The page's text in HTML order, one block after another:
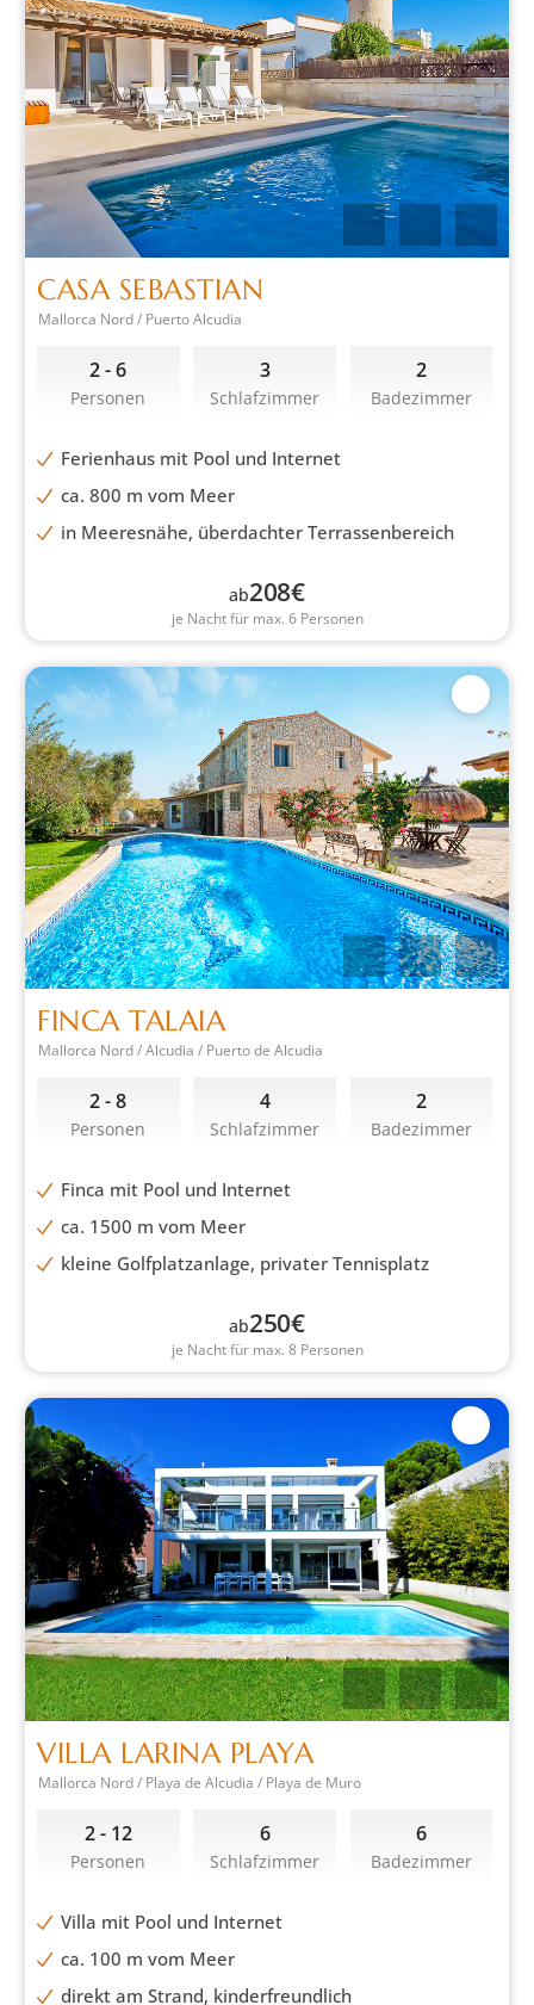
CASA SEBASTIAN
Mallorca Nord / Puerto Alcudia
2 - 6
Personen
3
Schlafzimmer
2
Badezimmer
Ferienhaus mit Pool und Internet
ca. 800 m vom Meer
in Meeresnähe, überdachter Terrassenbereich
ab208€
je Nacht für max. 6 Personen
FINCA TALAIA
Mallorca Nord / Alcudia / Puerto de Alcudia
2 - 8
Personen
4
Schlafzimmer
2
Badezimmer
Finca mit Pool und Internet
ca. 1500 m vom Meer
kleine Golfplatzanlage, privater Tennisplatz
ab250€
je Nacht für max. 8 Personen
VILLA LARINA PLAYA
Mallorca Nord / Playa de Alcudia / Playa de Muro
2 - 12
Personen
6
Schlafzimmer
6
Badezimmer
Villa mit Pool und Internet
ca. 100 m vom Meer
direkt am Strand, kinderfreundlich